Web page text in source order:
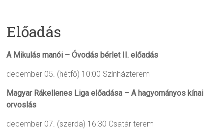
Előadás
A Mikulás manói – Óvodás bérlet II. előadás
december 05. (hétfő) 10:00 Színházterem
Magyar Rákellenes Liga előadása – A hagyományos kínai
orvoslás
december 07. (szerda) 16:30 Csatár terem